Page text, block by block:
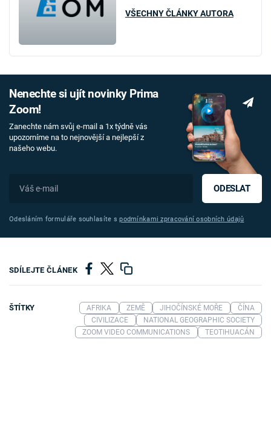
VŠECHNY ČLÁNKY AUTORA
Nenechte si ujít novinky Prima
Zoom!
Zanechte nám svůj e-mail a 1x týdně vás
upozorníme na to nejnovější a nejlepší z
našeho webu.
ODESLAT
Odesláním formuláře souhlasíte spodmínkami zpracování osobních údajů
SDÍLEJTE ČLÁNEK
ŠTÍTKY AFRIKA ZEMĚ JIHOČÍNSKÉ MOŘE
ČÍNA
CIVILIZACE
NATIONAL GEOGRAPHIC SOCIETY
ZOOM VIDEO COMMUNICATIONS
TEOTIHUACÁN